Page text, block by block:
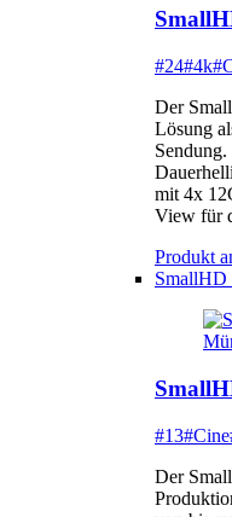
#24#4k
Der
Lösung
mit 4x
View für
Produkt
SmallHD
#13#Cine
Der